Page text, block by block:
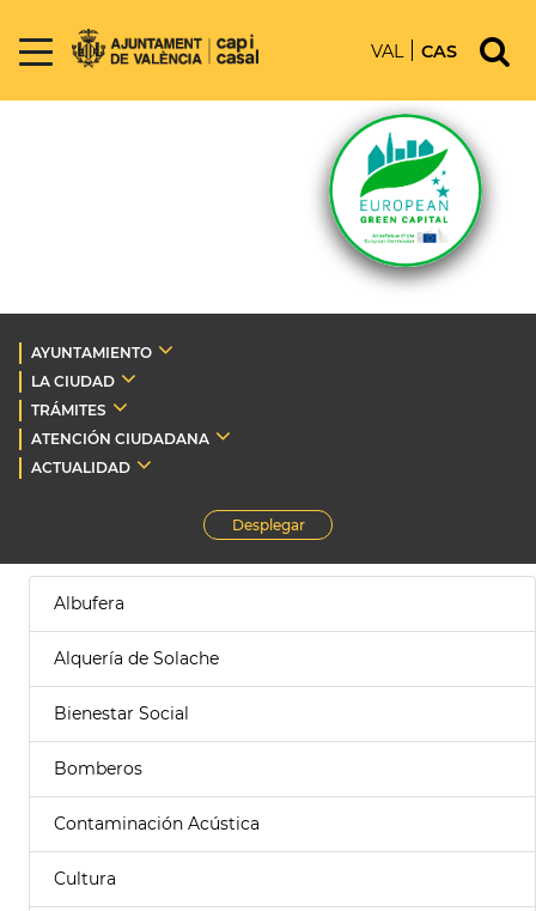
VAL CAS
AYUNTAMIENTO
LA CIUDAD
TRÁMITES
ATENCIÓN CIUDADANA
ACTUALIDAD
Desplegar
Albufera
Alquería de Solache
Bienestar Social
Bomberos
Contaminación Acústica
Cultura